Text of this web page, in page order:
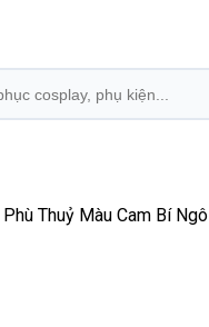
Thuỷ Màu Cam Bí Ngô